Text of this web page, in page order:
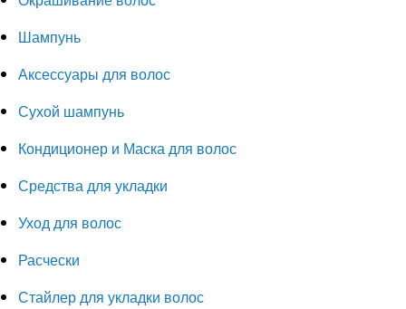
Шампунь
Аксессуары для волос
Сухой шампунь
Кондиционер и Маска для волос
Средства для укладки
Уход для волос
Расчески
Стайлер для укладки волос